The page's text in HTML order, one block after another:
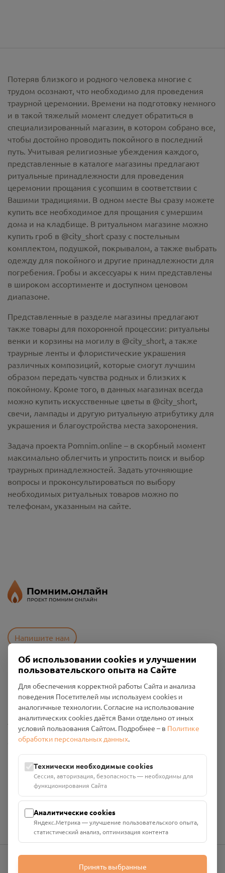
Потеряв близкого и родного человека многие с
трудом осознают, что необходимо для проведения
траурной церемонии. Времени на подготовку немного
и в такой тяжелый момент следует обратиться в
специализированный магазин, в котором собрано все,
чтобы достойно проводить покойного в последний
путь. Учитывая религиозные убеждения каждого,
представленные в каталоге магазины предлагают
ритуальные принадлежности для проведения
церемонии прощания с усопшим в соответствии с
Вашими традициями. В одном месте Вы сразу можете
купить все необходимое для прощания с умершим
дома и на кладбище. В ритуальном магазине можно
купить гроб в @city_short сразу с постельным
комплектом, подушкой, покрывалом, а также выбрать
одежду для покойного и другие принадлежности для
погребения. Гробы и аксессуары к ним представлены
в широком ассортименте и доступном ценовом
диапазоне.
Представленные в разделе магазины предлагают
также товары для похоронной процессии: ритуальны
венки и корзины на могилу в @city_short, а также
траурные ленты и флористические украшения
различных композиций, которые смогут лучшим
образом передать чувства родных и близких к
покойному. Кроме того, в данных магазинах всегда
можно купить искусственные цветы в @city_short,
свечи, лампады и другую ритуальную атрибутику для
украшения и благоустройства места захоронения.
Задача проекта Pomnim.online – в скорбный момент
максимально облегчить и упростить поиск и выбор
траурных принадлежностей. Задать уточняющие
вопросы и проконсультироваться по выбору
необходимых ритуальных товаров можно по
телефонам, указанным на сайте.
Напишите нам
Политика конфиденциальности
Промо-материалы
Настройки cookies
Общество с ограниченной ответственностью «Смоленский
Проект Помним»
ИНН: 6700029207 ОГРН: 1256700001986
Юридический адрес: 216790, Смоленская область, р-н
Руднянский, г. Рудня, улица Западная, д. 26А, пом. 18
Номер счёта: 40702810901130004287 в АО "АЛЬФА-БАНК"
Об использовании cookies и улучшении
пользовательского опыта на Сайте
Для обеспечения корректной работы Сайта и анализа
поведения Посетителей мы используем cookies и
аналогичные технологии. Согласие на использование
аналитических cookies даётся Вами отдельно от иных
условий пользования Сайтом. Подробнее – в Политике
обработки персональных данных.
Технически необходимые cookies
Сессия, авторизация, безопасность — необходимы для
функционирования Сайта
Аналитические cookies
Яндекс.Метрика — улучшение пользовательского опыта,
статистический анализ, оптимизация контента
Принять выбранные